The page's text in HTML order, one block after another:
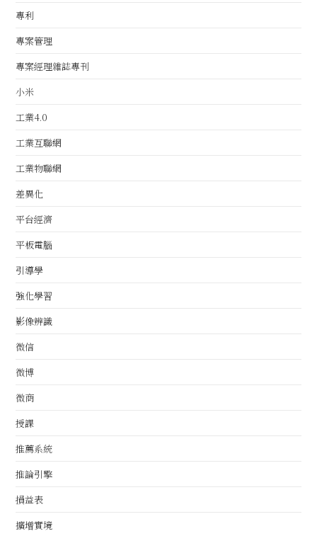
專利
專案管理
專案經理雜誌專刊
小米
工業4.0
工業互聯網
工業物聯網
差異化
平台經濟
平板電腦
引導學
強化學習
影像辨識
微信
微博
微商
授課
推薦系統
推論引擎
損益表
擴增實境